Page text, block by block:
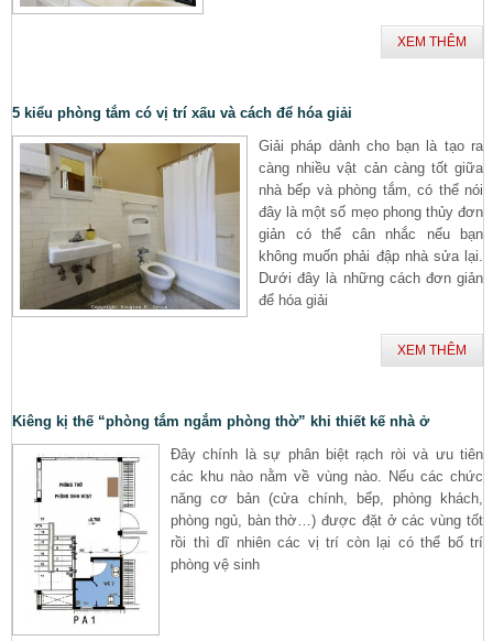
XEM THÊM
5 kiểu phòng tắm có vị trí xấu và cách để hóa giải
Giải pháp dành cho bạn là tạo ra
càng nhiều vật cản càng tốt giữa
nhà bếp và phòng tắm, có thể nói
đây là một số mẹo phong thủy đơn
giản có thể cân nhắc nếu bạn
không muốn phải đập nhà sửa lại.
Dưới đây là những cách đơn giản
để hóa giải
XEM THÊM
Kiêng kị thế “phòng tắm ngắm phòng thờ” khi thiết kế nhà ở
Đây chính là sự phân biệt rạch ròi và ưu tiên
các khu nào nằm về vùng nào. Nếu các chức
năng cơ bản (cửa chính, bếp, phòng khách,
phòng ngủ, bàn thờ…) được đặt ở các vùng tốt
rồi thì dĩ nhiên các vị trí còn lại có thể bố trí
phòng vệ sinh